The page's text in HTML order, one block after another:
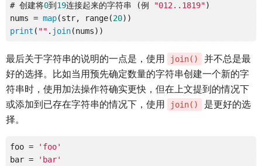
# 创建将0到 19连接起来的字符串 (例 "012..1819")
nums = map(str, range(20
print ( "" . join
最后关于字符串的说明的一点是，使用 join()
并不总是最
好的选择。比如当用预先确定数量的字符串创建一个新的字
符串时，使用加法操作符确实更快，但在上文提到的情况下
或添加到已存在字符串的情况下，使用
join()
是更好的选
择。
foo =
'foo'
bar =
'bar'